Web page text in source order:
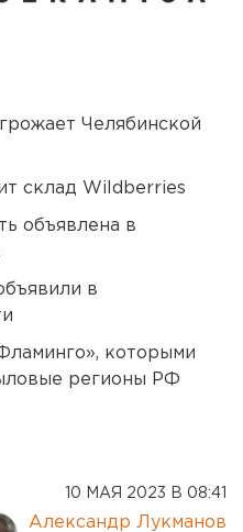
Челябинской
склад Wildberries
объявлена в
в
которыми
регионы РФ
10 МАЯ 2023 В 08:41
Александр Лукманов